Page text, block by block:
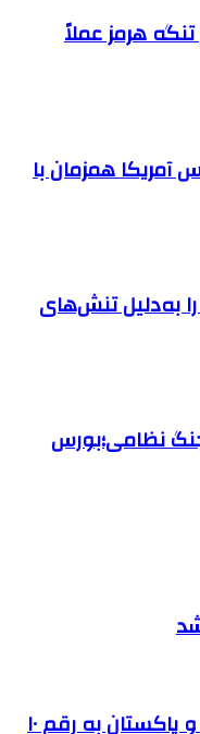
هرمز عملاً
بورس آمریکا همزمان با
به‌دلیل تنش‌های
نظامی؛بورس
افزایش حجم تجارت بین ایران و پاکستان به رقم ۱۰